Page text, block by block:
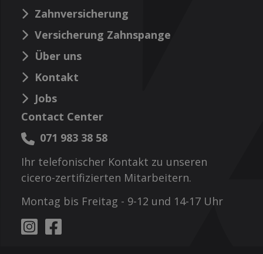
Zahnversicherung
Versicherung Zahnspange
Über uns
Kontakt
Jobs
Contact Center
071 983 38 58
Ihr telefonischer Kontakt zu unseren
cicero-zertifizierten Mitarbeitern.
Montag bis Freitag - 9-12 und 14-17 Uhr